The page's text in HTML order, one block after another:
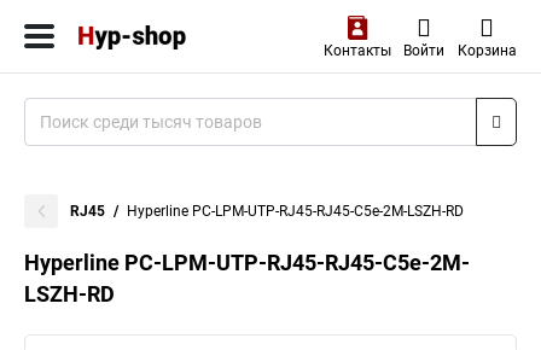
Контакты Войти Корзина
RJ45 Hyperline PC-LPM-UTP-RJ45-RJ45-C5e-2M-LSZH-RD
Hyperline PC-LPM-UTP-RJ45-RJ45-C5e-2M-
LSZH-RD